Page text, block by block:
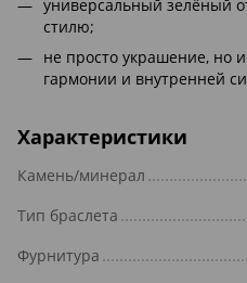
универсальный зелёный
стилю;
не просто украшение, но
гармонии и внутренней
Характеристики
Камень/минерал
Тип браслета
Фурнитура